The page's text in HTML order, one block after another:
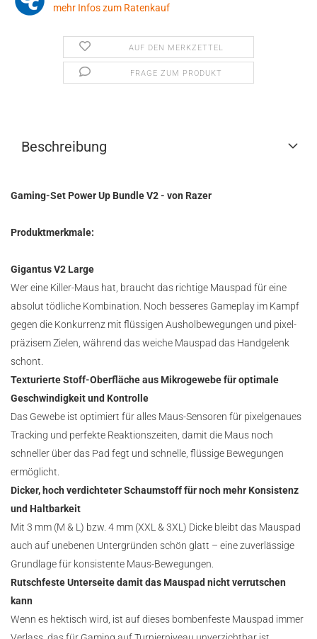
mehr Infos zum Ratenkauf
AUF DEN MERKZETTEL
FRAGE ZUM PRODUKT
Beschreibung
Gaming-Set Power Up Bundle V2 - von Razer
Produktmerkmale:
Gigantus V2 Large
Wer eine Killer-Maus hat, braucht das richtige Mauspad für eine
absolut tödliche Kombination. Noch besseres Gameplay im Kampf
gegen die Konkurrenz mit flüssigen Ausholbewegungen und pixel-
präzisem Zielen, während das weiche Mauspad das Handgelenk
schont.
Texturierte Stoff-Oberfläche aus Mikrogewebe für optimale
Geschwindigkeit und Kontrolle
Das Gewebe ist optimiert für alles Maus-Sensoren für pixelgenaues
Tracking und perfekte Reaktionszeiten, damit die Maus noch
schneller über das Pad fegt und schnelle, flüssige Bewegungen
ermöglicht.
Dicker, hoch verdichteter Schaumstoff für noch mehr Konsistenz
und Haltbarkeit
Mit 3 mm (M & L) bzw. 4 mm (XXL & 3XL) Dicke bleibt das Mauspad
auch auf unebenen Untergründen schön glatt – eine zuverlässige
Grundlage für konsistente Maus-Bewegungen.
Rutschfeste Unterseite damit das Mauspad nicht verrutschen
kann
Wenn es hektisch wird, ist auf dieses bombenfeste Mauspad immer